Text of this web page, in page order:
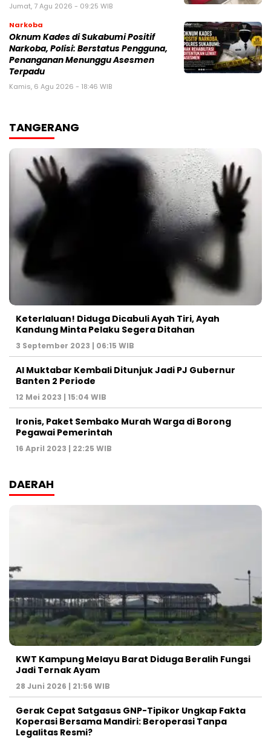
Jumat, 7 Agu 2026 - 09:25 WIB
Narkoba
Oknum Kades di Sukabumi Positif
Narkoba, Polisi: Berstatus Pengguna,
Penanganan Menunggu Asesmen
Terpadu
Kamis, 6 Agu 2026 - 18:46 WIB
TANGERANG
Keterlaluan! Diduga Dicabuli Ayah Tiri, Ayah
Kandung Minta Pelaku Segera Ditahan
3 September 2023 | 06:15 WIB
Al Muktabar Kembali Ditunjuk Jadi PJ Gubernur
Banten 2 Periode
12 Mei 2023 | 15:04 WIB
Ironis, Paket Sembako Murah Warga di Borong
Pegawai Pemerintah
16 April 2023 | 22:25 WIB
DAERAH
KWT Kampung Melayu Barat Diduga Beralih Fungsi
Jadi Ternak Ayam
28 Juni 2026 | 21:56 WIB
Gerak Cepat Satgasus GNP-Tipikor Ungkap Fakta
Koperasi Bersama Mandiri: Beroperasi Tanpa
Legalitas Resmi?